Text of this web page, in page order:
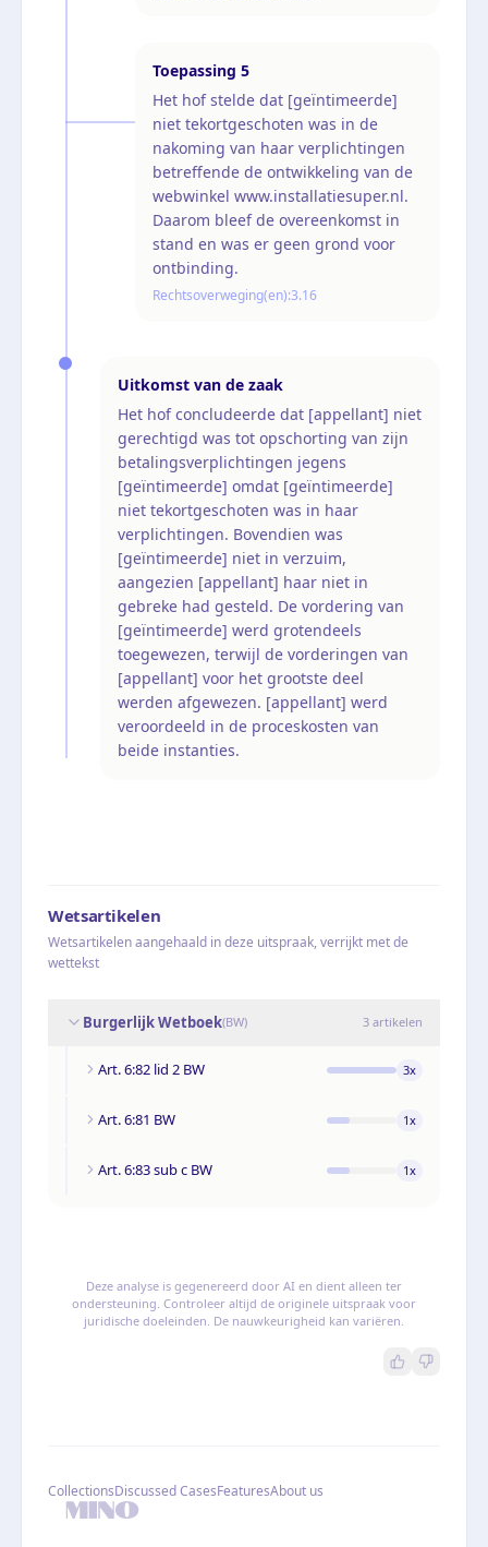
Toepassing 5
Het hof stelde dat [geïntimeerde]
niet tekortgeschoten was in de
nakoming van haar verplichtingen
betreffende de ontwikkeling van de
webwinkel www.installatiesuper.nl.
Daarom bleef de overeenkomst in
stand en was er geen grond voor
ontbinding.
Rechtsoverweging(en):3.16
Uitkomst van de zaak
Het hof concludeerde dat [appellant] niet
gerechtigd was tot opschorting van zijn
betalingsverplichtingen jegens
[geïntimeerde] omdat [geïntimeerde]
niet tekortgeschoten was in haar
verplichtingen. Bovendien was
[geïntimeerde] niet in verzuim,
aangezien [appellant] haar niet in
gebreke had gesteld. De vordering van
[geïntimeerde] werd grotendeels
toegewezen, terwijl de vorderingen van
[appellant] voor het grootste deel
werden afgewezen. [appellant] werd
veroordeeld in de proceskosten van
beide instanties.
Wetsartikelen
Wetsartikelen aangehaald in deze uitspraak, verrijkt met de
wettekst
Burgerlijk Wetboek(BW) 3 artikelen
Art. 6:82 lid 2 BW 3x
Art. 6:81 BW 1x
Art. 6:83 sub c BW 1x
Deze analyse is gegenereerd door AI en dient alleen ter
ondersteuning. Controleer altijd de originele uitspraak voor
juridische doeleinden. De nauwkeurigheid kan variëren.
CollectionsDiscussed CasesFeaturesAbout us